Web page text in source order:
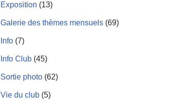
Exposition (13)
Galerie des thèmes mensuels (69)
Info (7)
Info Club (45)
Sortie photo (62)
Vie du club (5)